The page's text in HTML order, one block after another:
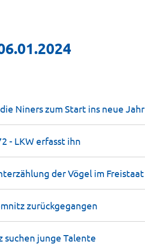
Niners zum Start ins neue Jahr
- LKW erfasst ihn
der Vögel im Freistaat
zurückgegangen
suchen junge Talente